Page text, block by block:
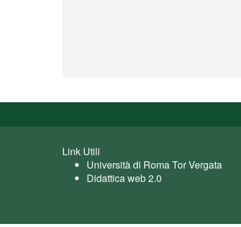
Link Utili
Università di Roma Tor Vergata
Didattica web 2.0